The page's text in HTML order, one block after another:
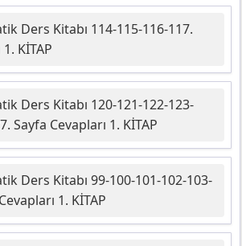
Ders Kitabı 114-115-116-117.
KİTAP
Ders Kitabı 120-121-122-123-
Sayfa Cevapları 1. KİTAP
Ders Kitabı 99-100-101-102-103-
1. KİTAP